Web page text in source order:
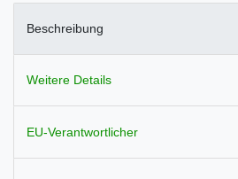
Beschreibung
Weitere Details
EU-Verantwortlicher